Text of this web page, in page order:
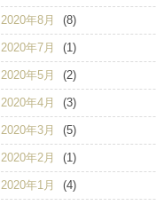
2020年8月 (8)
2020年7月 (1)
2020年5月 (2)
2020年4月 (3)
2020年3月 (5)
2020年2月 (1)
2020年1月 (4)